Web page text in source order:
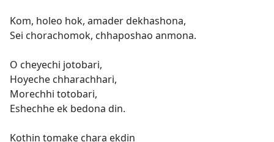
Kom, holeo hok, amader dekhashona,
Sei chorachomok, chhaposhao anmona.
O cheyechi jotobari,
Hoyeche chharachhari,
Morechhi totobari,
Eshechhe ek bedona din.
Kothin tomake chara ekdin